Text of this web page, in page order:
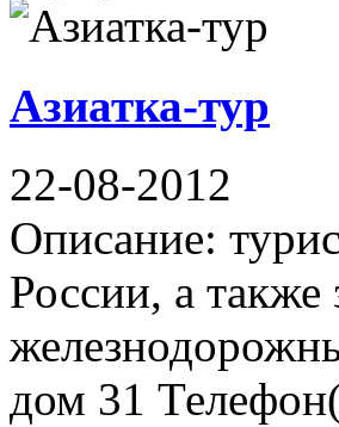
Азиатка-тур
22-08-2012
Описание:
России, а
дом 31